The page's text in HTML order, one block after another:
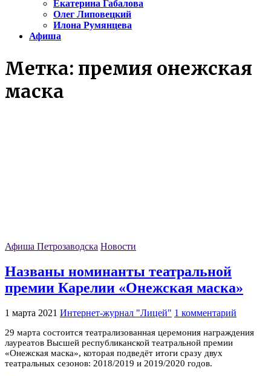
Екатерина Габалова
Олег Липовецкий
Илона Румянцева
Афиша
Метка: премия онежская
маска
Афиша Петрозаводска Новости
Названы номинанты театральной
премии Карелии «Онежская маска»
1 марта 2021 Интернет-журнал "Лицей" 1 комментарий
29 марта состоится театрализованная церемония награждения
лауреатов Высшей республиканской театральной премии
«Онежская маска», которая подведёт итоги сразу двух
театральных сезонов: 2018/2019 и 2019/2020 годов.